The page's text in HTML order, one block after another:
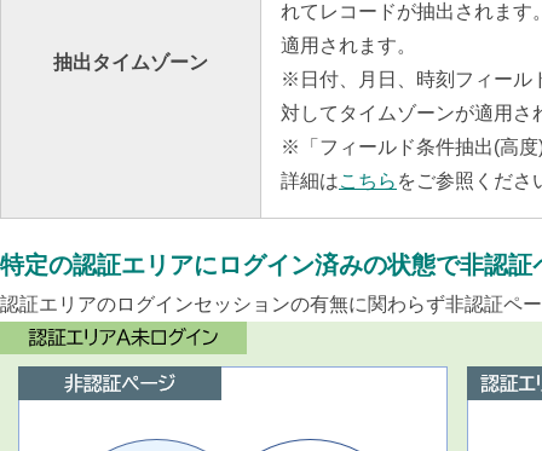
抽出タイムゾーン
れてレコードが抽出されま
適用されます。
※ 日付、月日、時刻フィー
対してタイムゾーンが適用さ
※「フィールド条件抽出(高
詳細はこちら をご参照くださ
特定の認証エリアにログイン済みの状態で非認
認証エリアのログインセッションの有無に関わらず非認証ペ